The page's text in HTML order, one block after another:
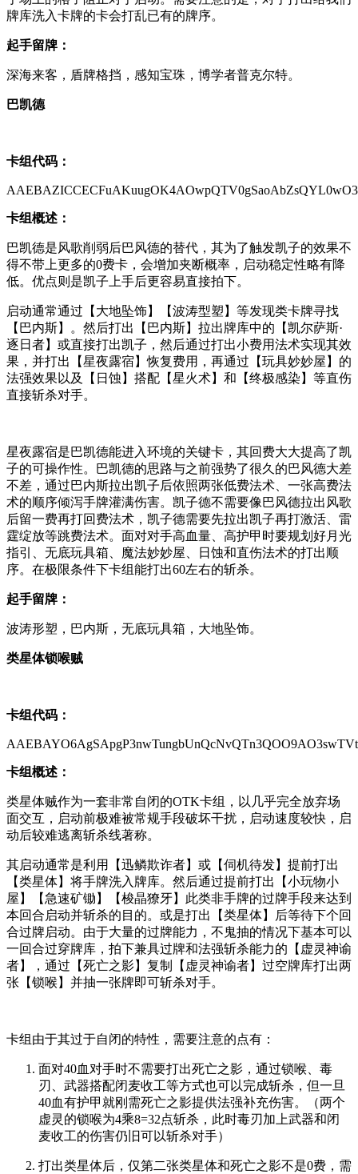
牌库洗入卡牌的卡会打乱已有的牌序。
起手留牌：
深海来客，盾牌格挡，感知宝珠，博学者普克尔特。
巴凯德
卡组代码：
卡组概述：
巴凯德是风歌削弱后巴风德的替代，其为了触发凯子的效果不
得不带上更多的0费卡，会增加夹断概率，启动稳定性略有降
低。优点则是凯子上手后更容易直接拍下。
启动通常通过【大地坠饰】【波涛型塑】等发现类卡牌寻找
【巴内斯】。然后打出【巴内斯】拉出牌库中的【凯尔萨斯·
逐日者】或直接打出凯子，然后通过打出小费用法术实现其效
果，并打出【星夜露宿】恢复费用，再通过【玩具妙妙屋】的
法强效果以及【日蚀】搭配【星火术】和【终极感染】等直伤
直接斩杀对手。
星夜露宿是巴凯德能进入环境的关键卡，其回费大大提高了凯
子的可操作性。巴凯德的思路与之前强势了很久的巴风德大差
不差，通过巴内斯拉出凯子后依照两张低费法术、一张高费法
术的顺序倾泻手牌灌满伤害。凯子德不需要像巴风德拉出风歌
后留一费再打回费法术，凯子德需要先拉出凯子再打激活、雷
霆绽放等跳费法术。面对对手高血量、高护甲时要规划好月光
指引、无底玩具箱、魔法妙妙屋、日蚀和直伤法术的打出顺
序。在极限条件下卡组能打出60左右的斩杀。
起手留牌：
波涛形塑，巴内斯，无底玩具箱，大地坠饰。
类星体锁喉贼
卡组代码：
卡组概述：
类星体贼作为一套非常自闭的OTK卡组，以几乎完全放弃场
面交互，启动前极难被常规手段破坏干扰，启动速度较快，启
动后较难逃离斩杀线著称。
其启动通常是利用【迅鳞欺诈者】或【伺机待发】提前打出
【类星体】将手牌洗入牌库。然后通过提前打出【小玩物小
屋】【急速矿锄】【梭晶獠牙】此类非手牌的过牌手段来达到
本回合启动并斩杀的目的。或是打出【类星体】后等待下个回
合过牌启动。由于大量的过牌能力，不鬼抽的情况下基本可以
一回合过穿牌库，拍下兼具过牌和法强斩杀能力的【虚灵神谕
者】，通过【死亡之影】复制【虚灵神谕者】过空牌库打出两
张【锁喉】并抽一张牌即可斩杀对手。
卡组由于其过于自闭的特性，需要注意的点有：
面对40血对手时不需要打出死亡之影，通过锁喉、毒
刃、武器搭配闭麦收工等方式也可以完成斩杀，但一旦
40血有护甲就刚需死亡之影提供法强补充伤害。（两个
虚灵的锁喉为4乘8=32点斩杀，此时毒刃加上武器和闭
麦收工的伤害仍旧可以斩杀对手）
打出类星体后，仅第二张类星体和死亡之影不是0费，需